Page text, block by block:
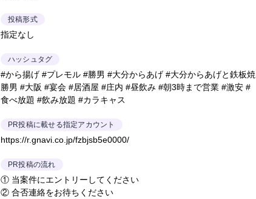
投稿形式
指定なし
ハッシュタグ
#から揚げ #プレモル #勝男 #大分からあげ #大分からあげと鉄板焼
勝男 #大阪 #宴会 #居酒屋 #庄内 #昼飲み #朝3時まで営業 #激安 #
食べ放題 #飲み放題 #カラキャス
PR投稿に載せる指定アカウント
https://r.gnavi.co.jp/fzbjsb5e0000/
PR投稿の流れ
① 当案件にエントリーしてください
② 合否連絡をお待ちください